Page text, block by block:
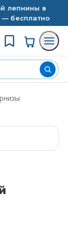
лепнины в
— бесплатно